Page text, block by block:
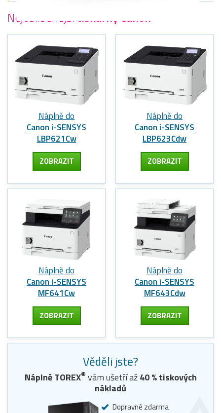
Nejoblíbenější tiskárny Canon
Náplně do
Canon i-SENSYS
LBP621Cw
ZOBRAZIT
Náplně do
Canon i-SENSYS
LBP623Cdw
ZOBRAZIT
Náplně do
Canon i-SENSYS
MF641Cw
ZOBRAZIT
Náplně do
Canon i-SENSYS
MF643Cdw
ZOBRAZIT
Věděli jste?
Náplně TOREX® vám ušetří až40% tiskových
nákladů
Dopravné zdarma